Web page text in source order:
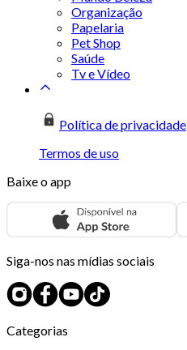
Organização
Papelaria
Pet Shop
Saúde
Tv e Vídeo
Política de privacidade
Termos de uso
Baixe o app
Siga-nos nas mídias sociais
Categorias